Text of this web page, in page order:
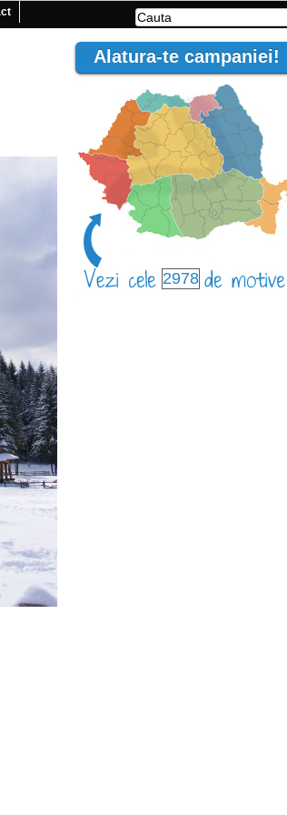
Alatura-te campaniei!
2978